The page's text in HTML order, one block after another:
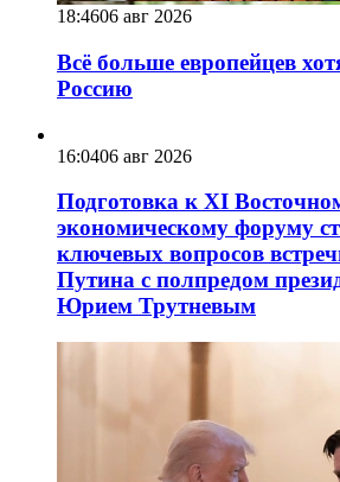
18:4606 авг 2026
Всё больше европейцев
Россию
16:0406 авг 2026
Подготовка к XI
экономическому форуму
ключевых вопросов
Путина с полпредом
Юрием Трутневым